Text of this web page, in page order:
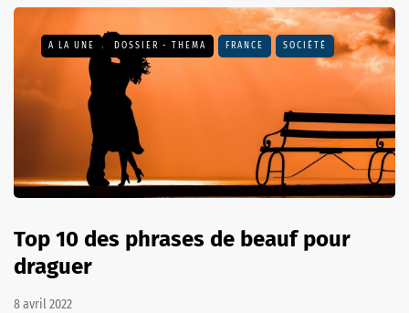
A LA UNE DOSSIER - THEMA FRANCE SOCIÉTÉ
Top 10 des phrases de beauf pour
draguer
8 avril 2022